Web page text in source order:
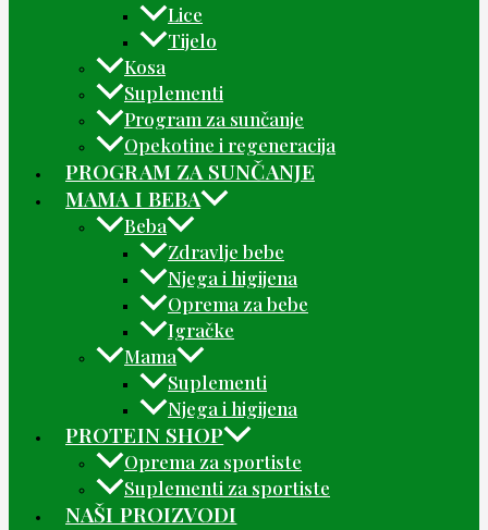
Lice
Tijelo
Kosa
Suplementi
Program za sunčanje
Opekotine i regeneracija
PROGRAM ZA SUNČANJE
MAMA I BEBA
Beba
Zdravlje bebe
Njega i higijena
Oprema za bebe
Igračke
Mama
Suplementi
Njega i higijena
PROTEIN SHOP
Oprema za sportiste
Suplementi za sportiste
NAŠI PROIZVODI